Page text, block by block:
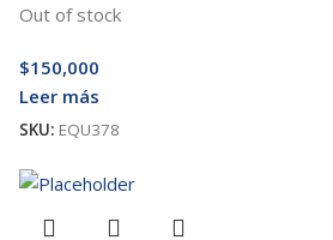
Out of stock
$150,000
Leer más
SKU: EQU378